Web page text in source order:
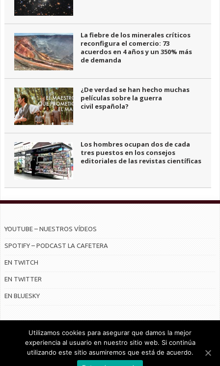
La fiebre de los minerales críticos
reconfigura el comercio: 73
acuerdos en 4 años y un 350% más
de demanda
¿De verdad se han hecho muchas
películas sobre la guerra
civil española?
Los hombres ocupan dos de cada
tres puestos en los consejos
editoriales de las revistas científicas
YOUTUBE – NUESTROS VÍDEOS
SPOTIFY – PODCAST LA CAFETERA
EN TWITCH
EN TWITTER
EN BLUESKY
© Radiocable en Internet S.L.
Utilizamos cookies para asegurar que damos la mejor
experiencia al usuario en nuestro sitio web. Si continúa
utilizando este sitio asumiremos que está de acuerdo.